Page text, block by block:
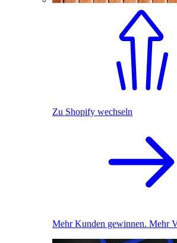
Zu Shopify wechseln
Mehr Kunden gewinnen. Mehr